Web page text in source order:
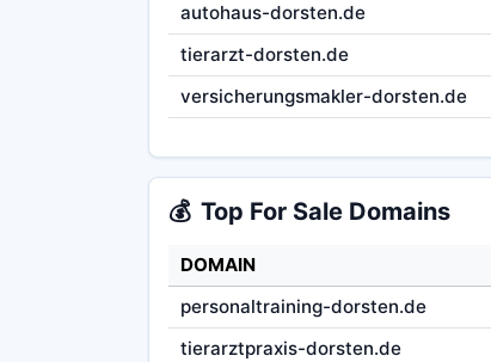
autohaus-dorsten.de
tierarzt-dorsten.de
versicherungsmakler-dorsten.de
💰 Top For Sale Domains
DOMAIN
personaltraining-dorsten.de
tierarztpraxis-dorsten.de